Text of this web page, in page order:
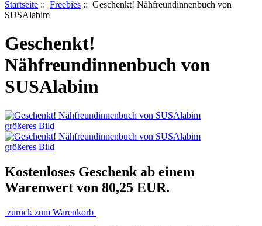
Startseite :: Freebies :: Geschenkt! Nähfreundinnenbuch von
SUSAlabim
Geschenkt!
Nähfreundinnenbuch von
SUSAlabim
größeres Bild
größeres Bild
Kostenloses Geschenk ab einem
Warenwert von 80,25 EUR.
zurück zum Warenkorb